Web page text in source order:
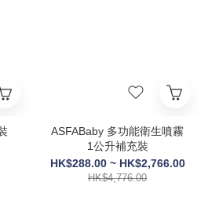
ASFABaby 多功能衛生噴霧
1公升補充裝
HK$288.00 ~ HK$2,766.00
HK$4,776.00